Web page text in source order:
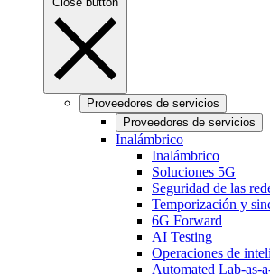
Proveedores de servicios
Proveedores de servicios
Inalámbrico
Inalámbrico
Soluciones 5G
Seguridad de las
Temporización y
6G Forward
AI Testing
Operaciones de
Automated Lab-as-